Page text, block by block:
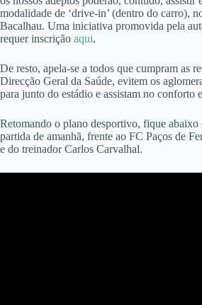
modalidade de ‘drive-in’ (dentro do carro),
Bacalhau. Uma iniciativa promovida pela
requer inscrição aqui.
De resto, apela-se a todos que cumpram as
Direcção Geral da Saúde, evitem os
para junto do estádio e assistam no conforto
Retomando o plano desportivo, fique abaixo
partida de amanhã, frente ao FC Paços de
e do treinador Carlos Carvalhal.